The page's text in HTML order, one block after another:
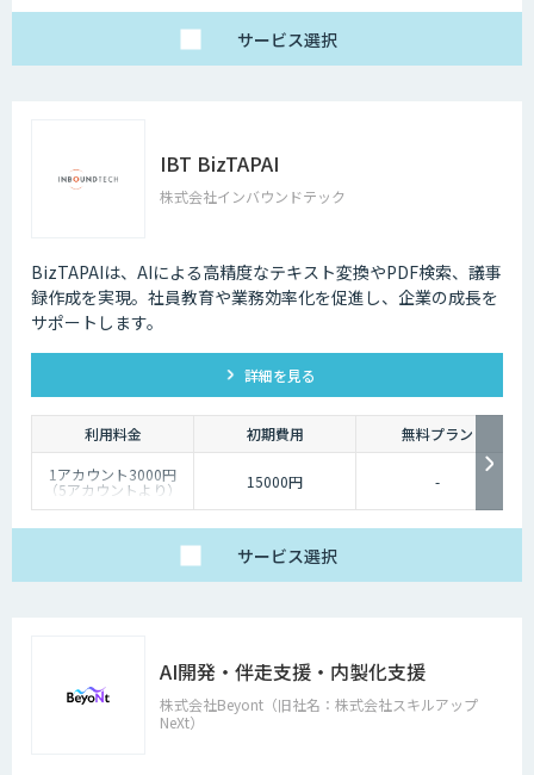
サービス選択
IBT BizTAPAI
株式会社インバウンドテック
BizTAPAIは、AIによる高精度なテキスト変換やPDF検索、議事
録作成を実現。社員教育や業務効率化を促進し、企業の成長を
サポートします。
詳細を見る
利用料金 初期費用
無料プラン
1アカウント3000円
（5アカウントより） 15000円 -
サービス選択
AI開発・伴走支援・内製化支援
株式会社Beyont（旧社名：株式会社スキルアップ
NeXt）